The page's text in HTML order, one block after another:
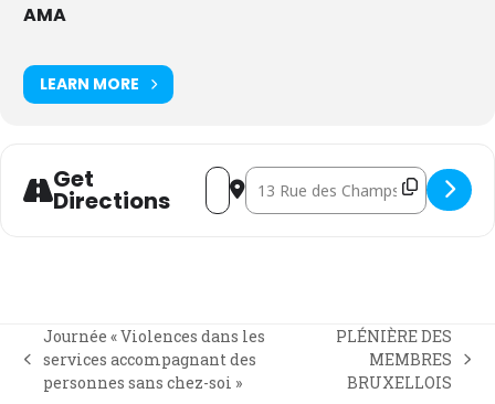
AMA
LEARN MORE
Get
Directions
Address - Administrateurs bruxellois
Destination Address -
previous
post:
Journée « Violences dans les
services accompagnant des
personnes sans chez-soi »
post:
PLÉNIÈRE DES
MEMBRES
BRUXELLOIS